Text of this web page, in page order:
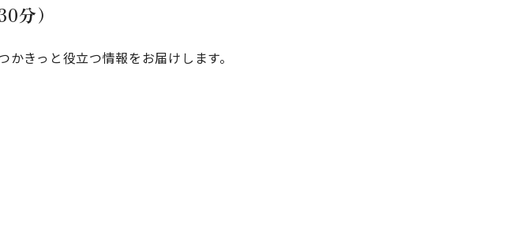
分）
きっと役立つ情報をお届けします。